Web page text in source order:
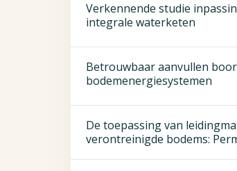
Verkennende studie
integrale waterketen
Betrouwbaar aanvullen
bodemenergiesystemen
De toepassing van
verontreinigde bodems: